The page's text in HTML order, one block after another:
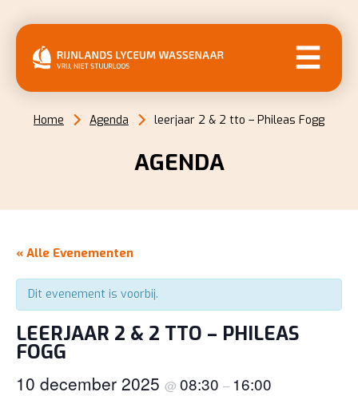
Home Agenda leerjaar 2 & 2 tto – Phileas Fogg
AGENDA
« Alle Evenementen
Dit evenement is voorbij.
LEERJAAR 2 & 2 TTO – PHILEAS
FOGG
10 december 2025 @ 08:30 – 16:00